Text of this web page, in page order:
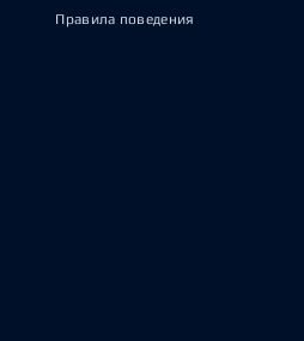
Правила поведения